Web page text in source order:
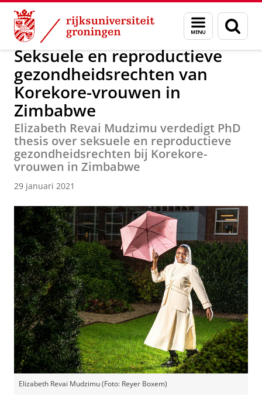
Skip
Content
Skip
Navigation
Menu
en
zoeken
Over ons Actueel Nieuws Nieuwsberichten
Seksuele en reproductieve
gezondheidsrechten van
Korekore-vrouwen in
Zimbabwe
Elizabeth Revai Mudzimu verdedigt PhD
thesis over seksuele en reproductieve
gezondheidsrechten bij Korekore-
vrouwen in Zimbabwe
29 januari 2021
Elizabeth Revai Mudzimu (Foto: Reyer Boxem)